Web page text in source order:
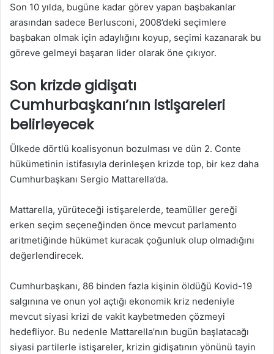
Son 10 yılda, bugüne kadar görev yapan başbakanlar
arasından sadece Berlusconi, 2008’deki seçimlere
başbakan olmak için adaylığını koyup, seçimi kazanarak bu
göreve gelmeyi başaran lider olarak öne çıkıyor.
Son krizde gidişatı
Cumhurbaşkanı’nın istişareleri
belirleyecek
Ülkede dörtlü koalisyonun bozulması ve dün 2. Conte
hükümetinin istifasıyla derinleşen krizde top, bir kez daha
Cumhurbaşkanı Sergio Mattarella’da.
Mattarella, yürüteceği istişarelerde, teamüller gereği
erken seçim seçeneğinden önce mevcut parlamento
aritmetiğinde hükümet kuracak çoğunluk olup olmadığını
değerlendirecek.
Cumhurbaşkanı, 86 binden fazla kişinin öldüğü Kovid-19
salgınına ve onun yol açtığı ekonomik kriz nedeniyle
mevcut siyasi krizi de vakit kaybetmeden çözmeyi
hedefliyor. Bu nedenle Mattarella’nın bugün başlatacağı
siyasi partilerle istişareler, krizin gidişatının yönünü tayin